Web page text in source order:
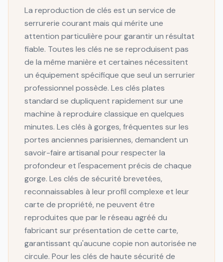
La reproduction de clés est un service de
serrurerie courant mais qui mérite une
attention particulière pour garantir un résultat
fiable. Toutes les clés ne se reproduisent pas
de la même manière et certaines nécessitent
un équipement spécifique que seul un serrurier
professionnel possède. Les clés plates
standard se dupliquent rapidement sur une
machine à reproduire classique en quelques
minutes. Les clés à gorges, fréquentes sur les
portes anciennes parisiennes, demandent un
savoir-faire artisanal pour respecter la
profondeur et l'espacement précis de chaque
gorge. Les clés de sécurité brevetées,
reconnaissables à leur profil complexe et leur
carte de propriété, ne peuvent être
reproduites que par le réseau agréé du
fabricant sur présentation de cette carte,
garantissant qu'aucune copie non autorisée ne
circule. Pour les clés de haute sécurité de